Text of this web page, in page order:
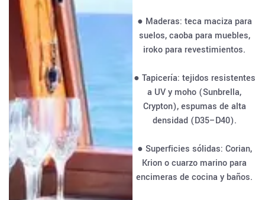
● Maderas: teca maciza para
suelos, caoba para muebles,
iroko para revestimientos.
● Tapicería: tejidos resistentes
a UV y moho (Sunbrella,
Crypton), espumas de alta
densidad (D35–D40).
● Superficies sólidas: Corian,
Krion o cuarzo marino para
encimeras de cocina y baños.